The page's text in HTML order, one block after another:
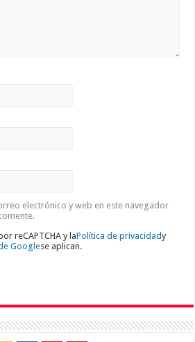
electrónico y web en este navegador
reCAPTCHA y laPolítica de privacidady
Googlese aplican.